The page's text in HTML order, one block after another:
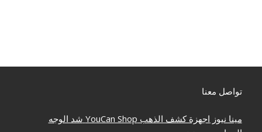
تواصل معنا
مينا نيوز اجهزة كشف الذهب YouCan Shop شد الوجه